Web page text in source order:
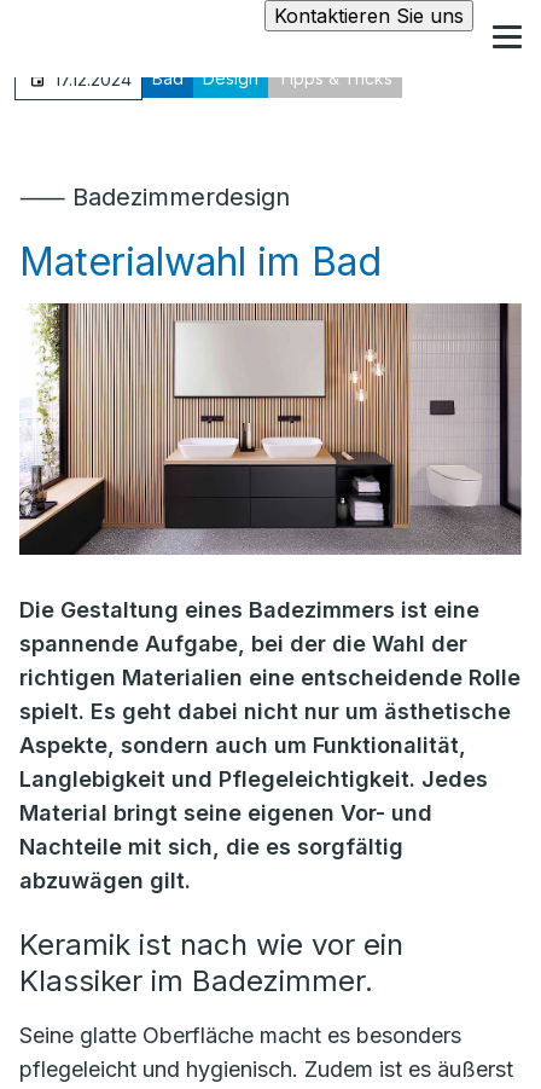
Kontaktieren Sie uns
17.12.2024 Bad Design Tipps & Tricks
⸺ Badezimmerdesign
Materialwahl im Bad
Die Gestaltung eines Badezimmers ist eine
spannende Aufgabe, bei der die Wahl der
richtigen Materialien eine entscheidende Rolle
spielt. Es geht dabei nicht nur um ästhetische
Aspekte, sondern auch um Funktionalität,
Langlebigkeit und Pflegeleichtigkeit. Jedes
Material bringt seine eigenen Vor- und
Nachteile mit sich, die es sorgfältig
abzuwägen gilt.
Keramik ist nach wie vor ein
Klassiker im Badezimmer.
Seine glatte Oberfläche macht es besonders
pflegeleicht und hygienisch. Zudem ist es äußerst